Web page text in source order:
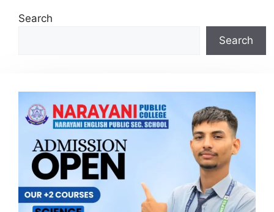
Search
Search